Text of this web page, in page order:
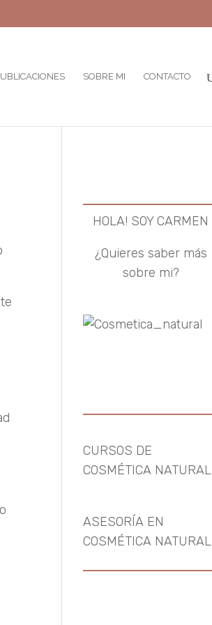
SOBRE MI CONTACTO
HOLA! SOY CARMEN
¿Quieres saber más
sobre mi?
CURSOS DE
COSMÉTICA NATURAL
ASESORÍA EN
COSMÉTICA NATURAL